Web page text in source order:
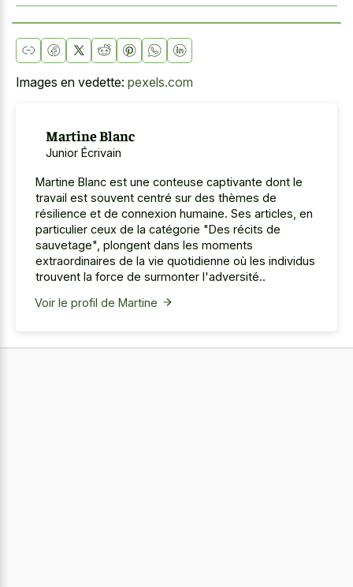
Images en vedette: pexels.com
Martine Blanc
Junior Écrivain
Martine Blanc est une conteuse captivante dont le
travail est souvent centré sur des thèmes de
résilience et de connexion humaine. Ses articles, en
particulier ceux de la catégorie "Des récits de
sauvetage", plongent dans les moments
extraordinaires de la vie quotidienne où les individus
trouvent la force de surmonter l'adversité..
Voir le profil de Martine